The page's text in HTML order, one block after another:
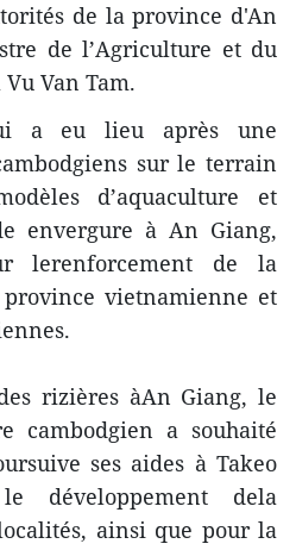
de la province d'An
de l’Agriculture et du
Van Tam.
a eu lieu après une
sur le terrain
d’aquaculture et
envergure à An Giang,
lerenforcement de la
vietnamienne et
rizières àAn Giang, le
cambodgien a souhaité
ses aides à Takeo
développement dela
ainsi que pour la